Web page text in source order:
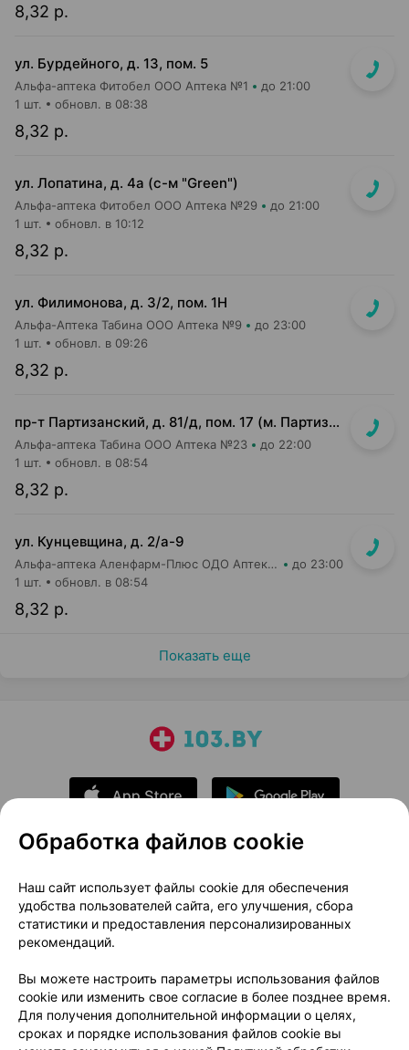
8,32 р.
ул. Бурдейного, д. 13, пом. 5
Альфа-аптека Фитобел ООО Аптека №1 до 21:00
8,32 р.
1 шт. обновл. в 08:38
ул. Лопатина, д. 4а (с-м "Green")
Альфа-аптека Фитобел ООО Аптека №29 до 21:00
8,32 р.
1 шт. обновл. в 10:12
ул. Филимонова, д. 3/2, пом. 1Н
Альфа-Аптека Табина ООО Аптека №9 до 23:00
8,32 р.
1 шт. обновл. в 09:26
пр-т Партизанский, д. 81/д, пом. 17 (м. Партизанская, подземный переход, выход в сторону ул. Жилуновича)
Альфа-аптека Табина ООО Аптека №23 до 22:00
8,32 р.
1 шт. обновл. в 08:54
ул. Кунцевщина, д. 2/а-9
Альфа-аптека Аленфарм-Плюс ОДО Аптека №7 до 23:00
8,32 р.
1 шт. обновл. в 08:54
Показать еще
О проекте
Новости проекта
Размещение рекламы
Медицинский маркетинг
Публичный договор
Доставка
Способы оплаты
Вакансии
Партнеры
Написать руководителю 103.by
Написать в поддержку
Обработка файлов cookie
Наш сайт использует файлы cookie для обеспечения
удобства пользователей сайта, его улучшения, сбора
статистики и предоставления персонализированных
рекомендаций.
Вы можете настроить параметры использования файлов
cookie или изменить свое согласие в более позднее время.
Для получения дополнительной информации о целях,
сроках и порядке использования файлов cookie вы